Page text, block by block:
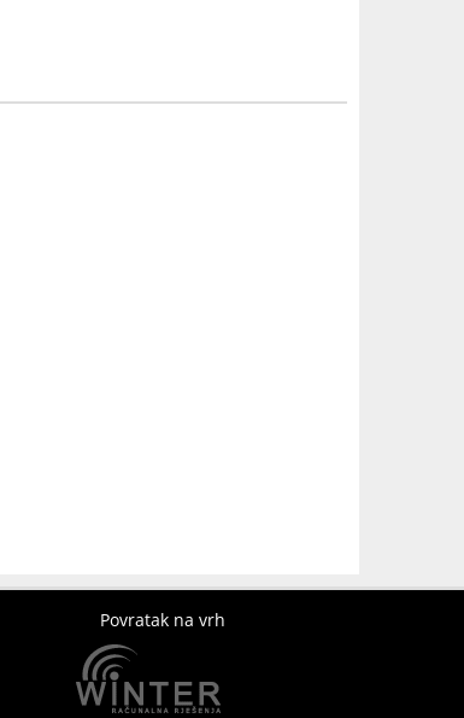
Povratak na vrh